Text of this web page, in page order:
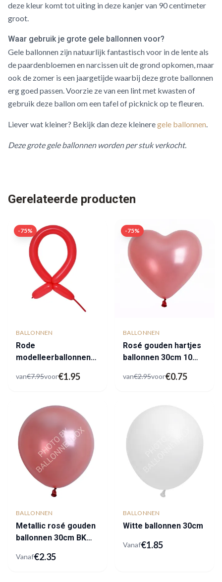
deze kleur komt tot uiting in deze kanjer van 90 centimeter
groot.
Waar gebruik je grote gele ballonnen voor?
Gele ballonnen zijn natuurlijk fantastisch voor in de lente als
de paardenbloemen en narcissen uit de grond opkomen, maar
ook de zomer is een jaargetijde waarbij deze grote ballonnen
erg goed passen. Voorzie ze van een lint met kwasten of
gebruik deze ballon om een tafel of picknick op te fleuren.
Liever wat kleiner? Bekijk dan deze kleineregele ballonnen.
Deze grote gele ballonnen worden per stuk verkocht.
Gerelateerde producten
-75%
BALLONNEN
Rode
modelleerballonnen
van€7.95voor€1.95
-75%
BALLONNEN
Rosé gouden hartjes
ballonnen 30cm 10
van€2.95voor€0.75
BALLONNEN
Metallic rosé gouden
ballonnen 30cm BK
Vanaf€2.35
BALLONNEN
Witte ballonnen 30cm
Vanaf€1.85